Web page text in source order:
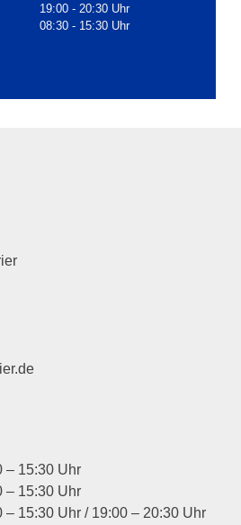
19:00 - 20:30 Uhr
08:30 - 15:30 Uhr
– 15:30 Uhr
– 15:30 Uhr
– 15:30 Uhr / 19:00 – 20:30 Uhr